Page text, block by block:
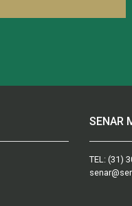
SENAR
TEL: (31)